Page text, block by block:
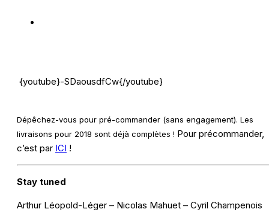
{youtube}-SDaousdfCw{/youtube}
Dépêchez-vous pour pré-commander (sans engagement). Les
livraisons pour 2018 sont déjà complètes ! Pour précommander,
c’est par ICI !
Stay tuned
Arthur Léopold-Léger – Nicolas Mahuet – Cyril Champenois